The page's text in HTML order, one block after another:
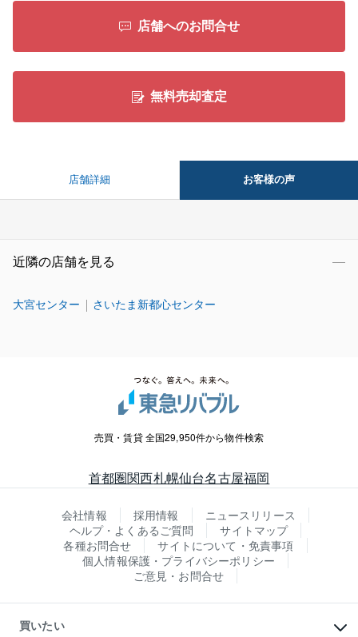
店舗へのお問合せ
無料売却査定
店舗詳細 お客様の声
近隣の店舗を見る
大宮センター さいたま新都心センター
売買・賃貸 全国29,950件から物件検索
首都圏関西札幌仙台名古屋福岡
会社情報 採用情報
ニュースリリース
ヘルプ・よくあるご質問
サイトマップ
各種お問合せ
サイトについて・免責事項
個人情報保護・プライバシーポリシー
ご意見・お問合せ
買いたい